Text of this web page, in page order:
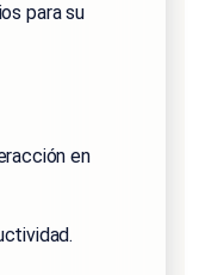
para su
en